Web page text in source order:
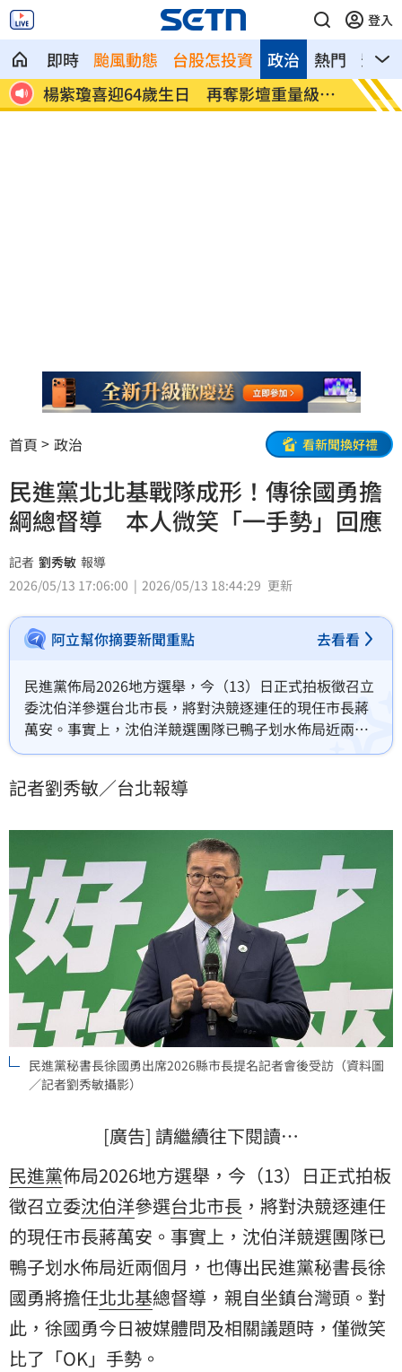
登入
即時 颱風動態 台股怎投資 熱門 影音
政治
登
楊紫瓊喜迎64歲生日 再奪影壇重量級殊
榮
乳癌
兆
首頁 政治 看新聞換好禮
民進黨北北基戰隊成形！傳徐國勇擔
綱總督導 本人微笑「一手勢」回應
記者 劉秀敏 報導
2026/05/13 17:06:00
2026/05/13 18:44:29 更新
阿立幫你摘要新聞重點 去看看
民進黨佈局2026地方選舉，今（13）日正式拍板徵召立
委沈伯洋參選台北市長，將對決競逐連任的現任市長蔣
萬安。事實上，沈伯洋競選團隊已鴨子划水佈局近兩個
月，也傳出民進黨秘書長徐國勇將擔任北北基總督導，
題時，僅微笑比了「OK」手勢。
記者劉秀敏／台北報導
民進黨秘書長徐國勇出席2026縣市長提名記者會後受訪（資料圖
／記者劉秀敏攝影）
[廣告] 請繼續往下閱讀…
民進黨佈局2026地方選舉，今（13）日正式拍板
徵召立委沈伯洋參選台北市長 ，將對決競逐連任
的現任市長蔣萬安。事實上，沈伯洋競選團隊已
鴨子划水佈局近兩個月，也傳出民進黨秘書長徐
國勇將擔任北北基總督導，親自坐鎮台灣頭。對
此，徐國勇今日被媒體問及相關議題時，僅微笑
比了「OK」手勢。